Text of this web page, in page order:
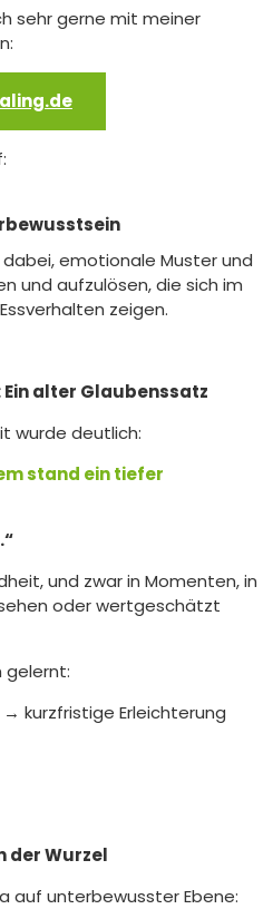
sehr gerne mit meiner
emotionale Muster und
und aufzulösen, die sich im
zeigen.
alter Glaubenssatz
wurde deutlich:
stand ein tiefer
und zwar in Momenten, in
oder wertgeschätzt
gelernt:
kurzfristige Erleichterung
der Wurzel
auf unterbewusster Ebene: